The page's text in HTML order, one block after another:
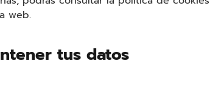
web.
tus datos